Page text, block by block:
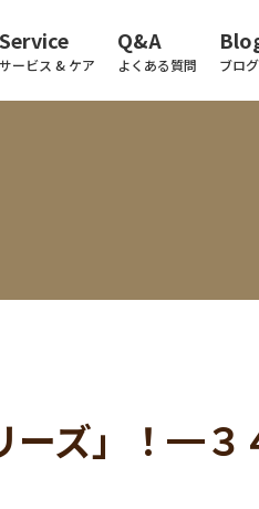
Service
サービス & ケア
Q&A
よくある質問 ブログ
ーズ」！━